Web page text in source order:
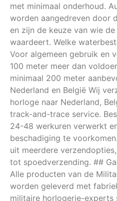
met minimaal onderhoud.
worden aangedreven door
en zijn de keuze van wie
waardeert. Welke
Voor algemeen gebruik en
100 meter meer dan
minimaal 200 meter
Nederland en België Wij
horloge naar Nederland,
track-and-trace service.
24-48 werkuren verwerkt
beschadiging te
uit meerdere
tot spoedverzending. ##
Alle producten van de
worden geleverd met
militaire horlogerie-experts